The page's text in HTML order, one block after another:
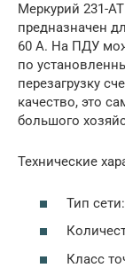
Меркурий 231-
предназначен
60 А. На ПДУ
по
перезагрузку
качество, это
большого
Технические
Тип
Класс